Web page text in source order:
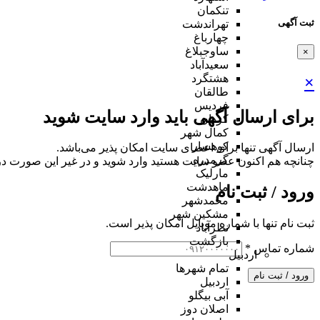
ثبت آگهی
×
×
برای ارسال آگهی باید وارد سایت شوید
ارسال آگهی تنها برای اعضای سایت امکان پذیر می‌باشد.
چنانچه هم‌ اکنون عضو سایت هستید وارد شوید و در غیر این صورت
ورود / ثبت نام
ثبت نام تنها با شماره موبایل امکان پذیر است.
شماره تماس *
ورود / ثبت نام
تنکمان
تهراندشت
چهارباغ
ساوجبلاغ
سعیدآباد
هشتگرد
طالقان
فردیس
کردان
کمال شهر
کوهسار
گرمدره
مارلیک
ماهدشت
محمدشهر
مشکین شهر
نظرآباد
بازگشت
اردبیل
تمام شهر‌ها
اردبیل
آبی بیگلو
اصلان دوز